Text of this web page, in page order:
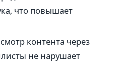
что повышает
контента через
не нарушает